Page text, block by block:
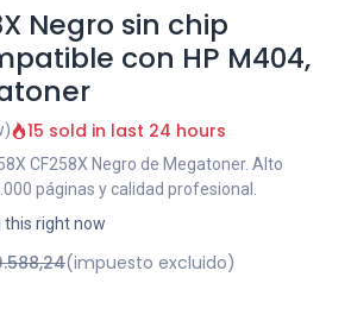
Negro sin chip
con HP M404,
15 sold in last 24 hours
CF258X Negro de Megatoner. Alto
páginas y calidad profesional.
this right now
(impuesto excluido)